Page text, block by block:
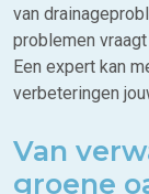
van
problemen
Een expert kan
verbeteringen
Van
groene